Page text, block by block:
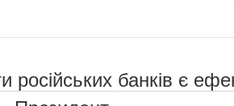
російських банків є